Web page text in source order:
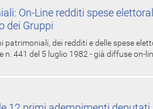
On-Line redditi spese
dei Gruppi
patrimoniali, dei redditi e delle spese
n. 441 del 5 luglio 1982 - già diffuse on-